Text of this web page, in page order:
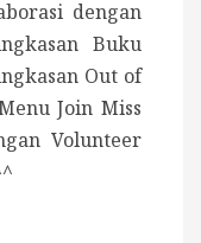
dengan
Buku
Out of
Join Miss
Volunteer